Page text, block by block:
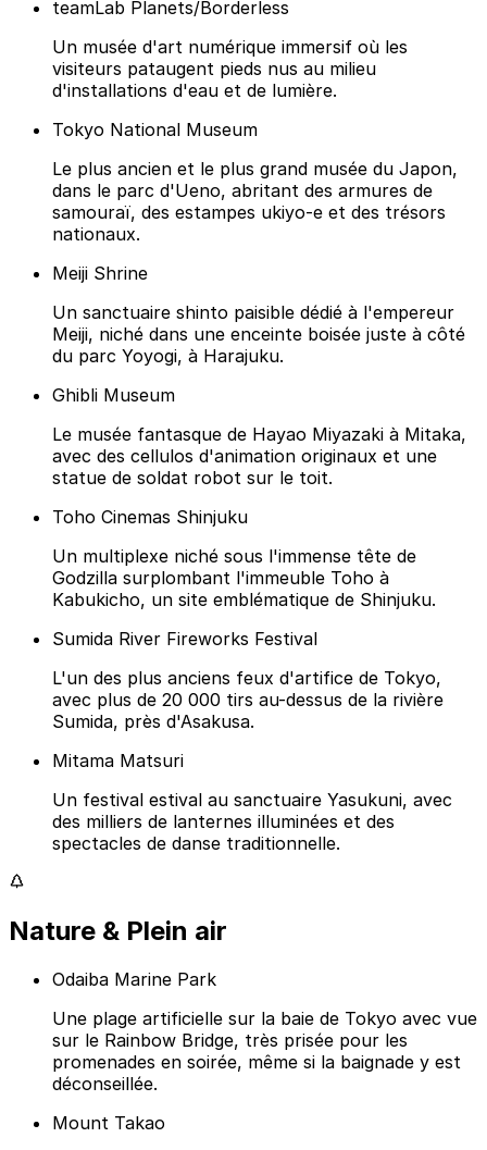
teamLab Planets/Borderless
Un musée d'art numérique immersif où les
visiteurs pataugent pieds nus au milieu
d'installations d'eau et de lumière.
Tokyo National Museum
Le plus ancien et le plus grand musée du Japon,
dans le parc d'Ueno, abritant des armures de
samouraï, des estampes ukiyo-e et des trésors
nationaux.
Meiji Shrine
Un sanctuaire shinto paisible dédié à l'empereur
Meiji, niché dans une enceinte boisée juste à côté
du parc Yoyogi, à Harajuku.
Ghibli Museum
Le musée fantasque de Hayao Miyazaki à Mitaka,
avec des cellulos d'animation originaux et une
statue de soldat robot sur le toit.
Toho Cinemas Shinjuku
Un multiplexe niché sous l'immense tête de
Godzilla surplombant l'immeuble Toho à
Kabukicho, un site emblématique de Shinjuku.
Sumida River Fireworks Festival
L'un des plus anciens feux d'artifice de Tokyo,
avec plus de 20 000 tirs au-dessus de la rivière
Sumida, près d'Asakusa.
Mitama Matsuri
Un festival estival au sanctuaire Yasukuni, avec
des milliers de lanternes illuminées et des
spectacles de danse traditionnelle.
Nature & Plein air
Odaiba Marine Park
Une plage artificielle sur la baie de Tokyo avec vue
sur le Rainbow Bridge, très prisée pour les
promenades en soirée, même si la baignade y est
déconseillée.
Mount Takao